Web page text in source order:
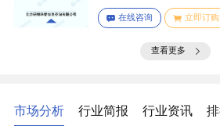
场细分与应用场景。通过
行深入分析，我们揭示了
在线咨询 立即订购
查看更多
市场分析 行业简报 行业资讯